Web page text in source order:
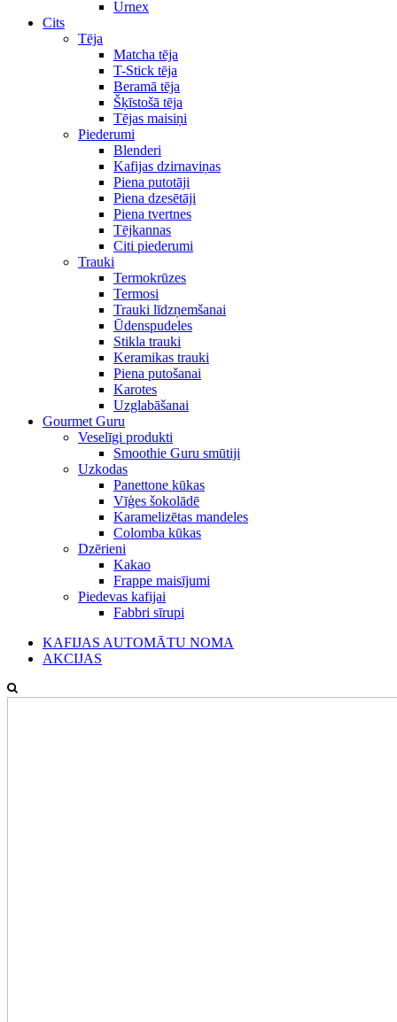
Urnex
Cits
Tēja
Matcha tēja
T-Stick tēja
Beramā tēja
Šķīstošā tēja
Tējas maisiņi
Piederumi
Blenderi
Kafijas dzirnaviņas
Piena putotāji
Piena dzesētāji
Piena tvertnes
Tējkannas
Citi piederumi
Trauki
Termokrūzes
Termosi
Trauki līdzņemšanai
Ūdenspudeles
Stikla trauki
Keramikas trauki
Piena putošanai
Karotes
Uzglabāšanai
Gourmet Guru
Veselīgi produkti
Smoothie Guru smūtiji
Uzkodas
Panettone kūkas
Vīģes šokolādē
Karamelizētas mandeles
Colomba kūkas
Dzērieni
Kakao
Frappe maisījumi
Piedevas kafijai
Fabbri sīrupi
KAFIJAS AUTOMĀTU NOMA
AKCIJAS